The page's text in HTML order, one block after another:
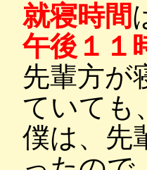
就寝時間
午後１１
先輩方が
ていても
僕は、先